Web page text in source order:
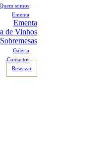
Quem somos
Ementa
Ementa
de Vinhos
Sobremesas
Galeria
Contactos
Reservar